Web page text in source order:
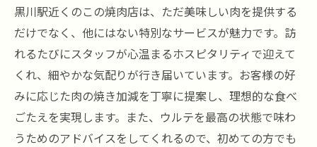
黒川駅近くのこの焼肉店は、ただ美味しい肉を提供する
だけでなく、他にはない特別なサービスが魅力です。訪
れるたびにスタッフが心温まるホスピタリティで迎えて
くれ、細やかな気配りが行き届いています。お客様の好
みに応じた肉の焼き加減を丁寧に提案し、理想的な食べ
ごたえを実現します。また、ウルテを最高の状態で味わ
うためのアドバイスをしてくれるので、初めての方でも